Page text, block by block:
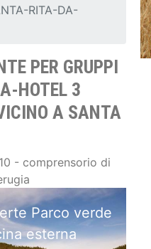
RITA-DA-
PER GRUPPI
HOTEL 3
A SANTA
- comprensorio di
Parco verde